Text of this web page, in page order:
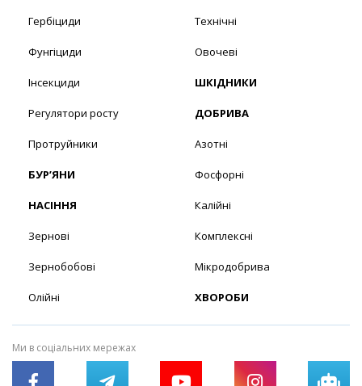
Гербіциди
Фунгіциди
Інсекциди
Регулятори росту
Протруйники
БУР’ЯНИ
НАСІННЯ
Зернові
Зернобобові
Олійні
Технічні
Овочеві
ШКІДНИКИ
ДОБРИВА
Азотні
Фосфорні
Калійні
Комплексні
Мікродобрива
ХВОРОБИ
Ми в соціальних мережах